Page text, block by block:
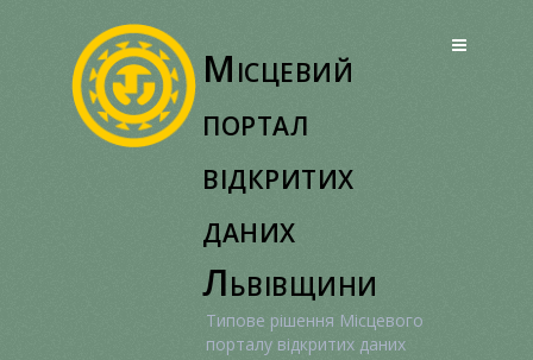
Місцевий
портал
відкритих
даних
Львівщини
Типове рішення Місцевого
порталу відкритих даних